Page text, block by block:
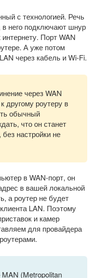
с технологией. Речь
в него подключают шнур
Порт WAN
А уже потом
через кабель и Wi-Fi.
через WAN
другому роутеру в
обычный
что он станет
настройки не
в WAN-порт, он
в вашей локальной
а роутер не будет
LAN. Поэтому
и камер
для провайдера
(Metropolitan